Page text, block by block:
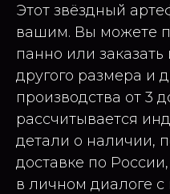
Этот звёздный
вашим. Вы можете
панно или
другого размера и
производства от 3
рассчитывается
детали о наличии,
доставке по
в личном диалоге с